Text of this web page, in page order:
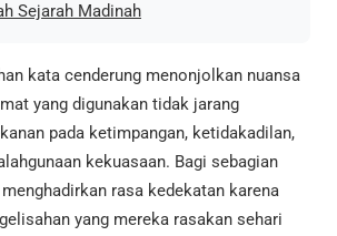
Sejarah Madinah
kata cenderung menonjolkan nuansa
yang digunakan tidak jarang
pada ketimpangan, ketidakadilan,
kekuasaan. Bagi sebagian
rasa kedekatan karena
yang mereka rasakan sehari